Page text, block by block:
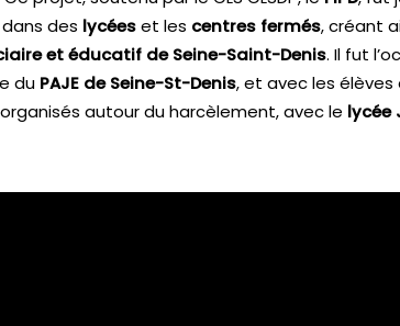
des lycéeset les centres fermés, créant
et éducatif de Seine-Saint-Denis. Il fut
du PAJE de Seine-St-Denis, et avec les
autour du harcèlement, avec le lycée